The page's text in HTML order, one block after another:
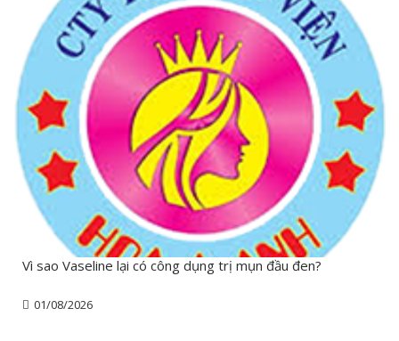
Vì sao Vaseline lại có công dụng trị mụn đầu đen?
01/08/2026